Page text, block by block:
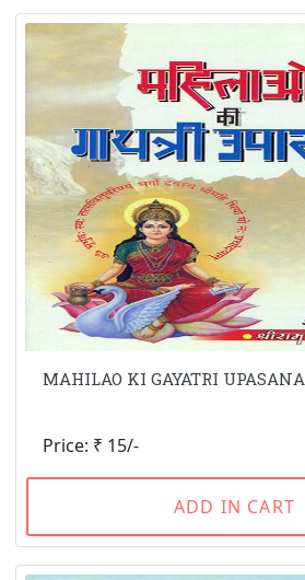
MAHILAO KI GAYATRI UPASANA
Price: ₹ 15/-
ADD IN CART